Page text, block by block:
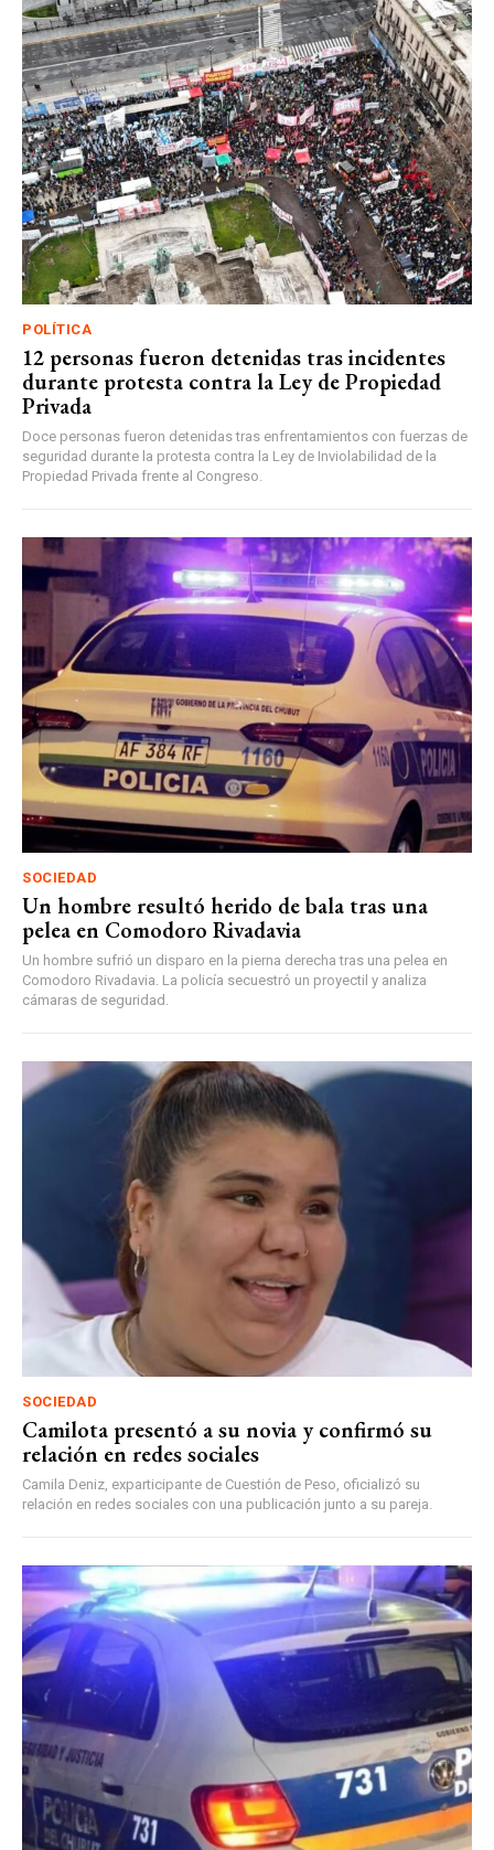
POLÍTICA
12 personas fueron detenidas tras incidentes
durante protesta contra la Ley de Propiedad
Privada
Doce personas fueron detenidas tras enfrentamientos con fuerzas de
seguridad durante la protesta contra la Ley de Inviolabilidad de la
Propiedad Privada frente al Congreso.
SOCIEDAD
Un hombre resultó herido de bala tras una
pelea en Comodoro Rivadavia
Un hombre sufrió un disparo en la pierna derecha tras una pelea en
Comodoro Rivadavia. La policía secuestró un proyectil y analiza
cámaras de seguridad.
SOCIEDAD
Camilota presentó a su novia y confirmó su
relación en redes sociales
Camila Deniz, exparticipante de Cuestión de Peso, oficializó su
relación en redes sociales con una publicación junto a su pareja.